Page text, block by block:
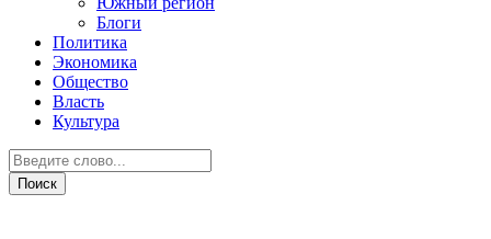
Блоги
Политика
Экономика
Общество
Власть
Культура